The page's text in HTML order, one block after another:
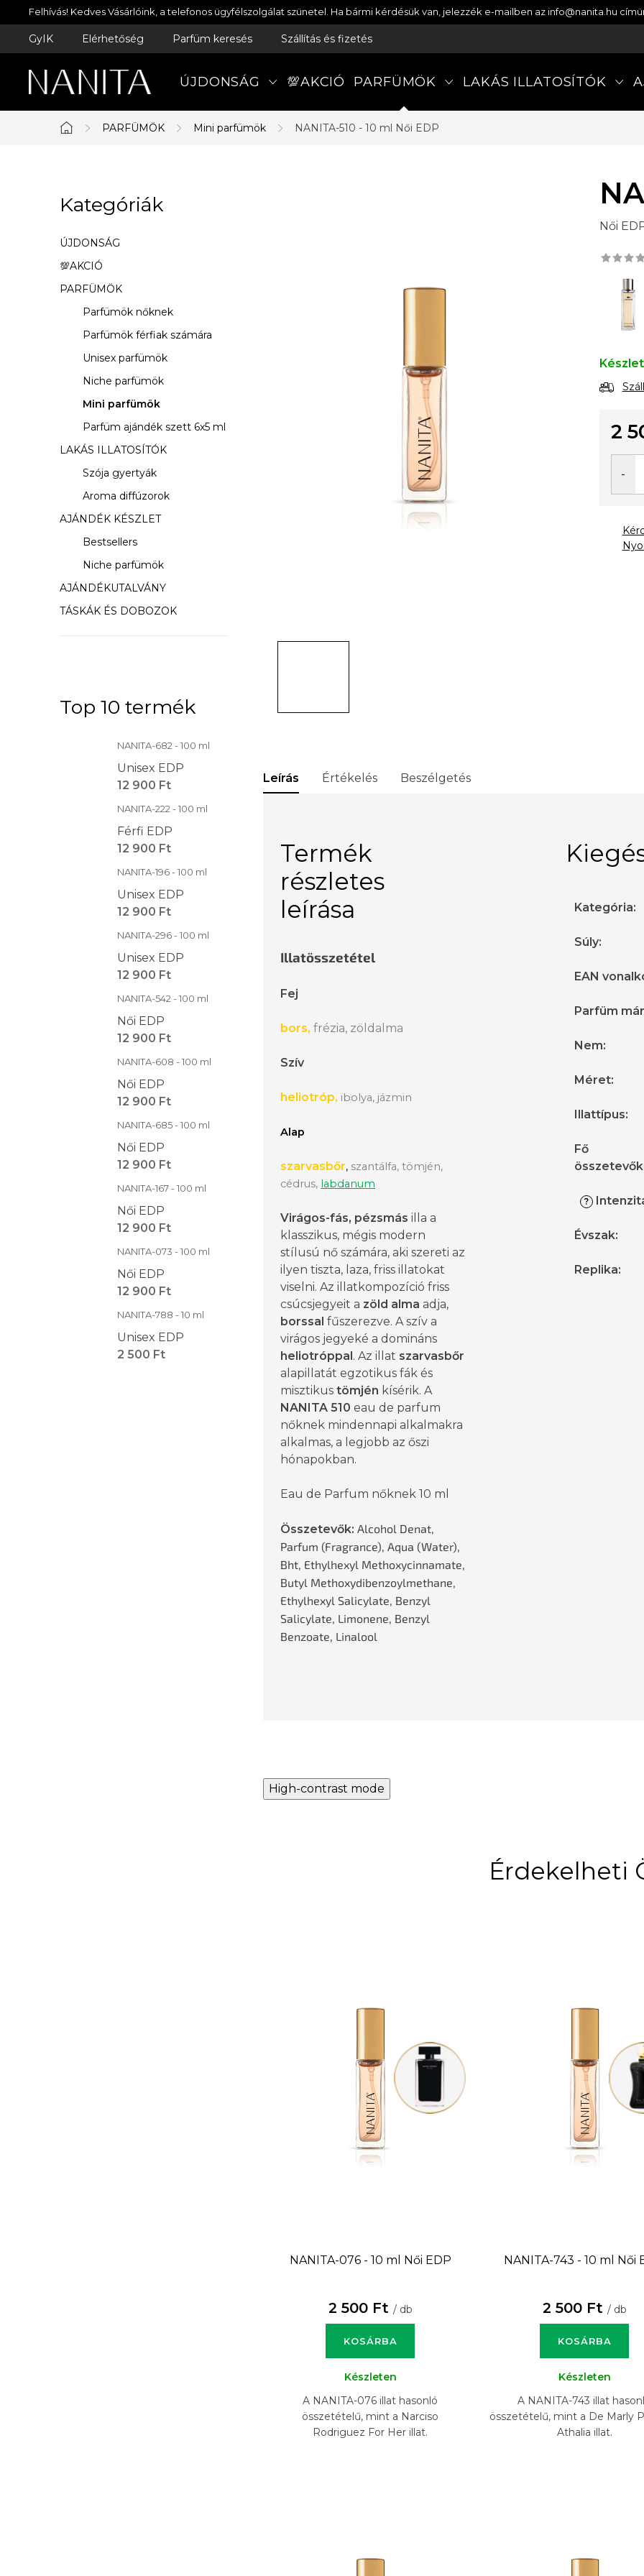
Ugrás
a
Felhívás! Kedves Vásárlóink, a telefonos ügyfélszolgálat szünetel. Ha bármi kérdésük van, jelezzék e-mailben az info@nanita.hu
GyIK Elérhetőség Parfüm keresés Szállítás és fizetés
ÚJDONSÁG 💯AKCIÓ PARFÜMÖK LAKÁS ILLATOSÍTÓK
Kezdőlap
PARFÜMÖK Mini parfümök NANITA-510 - 10 ml Női EDP
l
d
a
l
n
Kategóriák
átugrása
Kategóriák
ÚJDONSÁG
💯AKCIÓ
PARFÜMÖK
Parfümök nőknek
Parfümök férfiak számára
Unisex parfümök
Niche parfümök
Mini parfümök
Parfüm ajándék szett 6x5 ml
LAKÁS ILLATOSÍTÓK
Szója gyertyák
Aroma diffúzorok
AJÁNDÉK KÉSZLET
Bestsellers
Niche parfümök
AJÁNDÉKUTALVÁNY
TÁSKÁK ÉS DOBOZOK
Top 10 termék
NANITA-682 - 100 ml
Unisex EDP
12 900 Ft
NANITA-222 - 100 ml
Férfi EDP
12 900 Ft
NANITA-196 - 100 ml
Unisex EDP
12 900 Ft
NANITA-296 - 100 ml
Unisex EDP
12 900 Ft
NANITA-542 - 100 ml
Női EDP
12 900 Ft
NANITA-608 - 100 ml
Női EDP
12 900 Ft
NANITA-685 - 100 ml
Női EDP
12 900 Ft
NANITA-167 - 100 ml
Női EDP
12 900 Ft
NANITA-073 - 100 ml
Női EDP
12 900 Ft
NANITA-788 - 10 ml
Unisex EDP
2 500 Ft
Női
2
Leírás Értékelés Beszélgetés
Termék
részletes
leírása
Illatösszetétel
Fej
bors, frézia, zöldalma
Szív
heliotróp, ibolya, jázmin
Alap
szarvasbőr, szantálfa, tömjén,
cédrus, labdanum
Virágos-fás, pézsmás illa a
klasszikus, mégis modern
stílusú nő számára, aki szereti az
ilyen tiszta, laza, friss illatokat
viselni. Az illatkompozíció friss
csúcsjegyeit a zöld alma adja,
borssal fűszerezve. A szív a
virágos jegyeké a domináns
heliotróppal . Az illat szarvasbőr
alapillatát egzotikus fák és
misztikus tömjén kísérik. A
NANITA 510 eau de parfum
nőknek mindennapi alkalmakra
alkalmas, a legjobb az őszi
hónapokban.
Eau de Parfum nőknek 10 ml
Összetevők: Alcohol Denat,
Parfum (Fragrance), Aqua (Water),
Bht, Ethylhexyl Methoxycinnamate,
Butyl Methoxydibenzoylmethane,
Ethylhexyl Salicylate, Benzyl
Salicylate, Limonene, Benzyl
Benzoate, Linalool
Kategória:
Súly:
EAN
Parfüm
Nem:
Méret:
Illattípus:
Fő
összetevők
?
Évszak:
Replika:
High-contrast mode
Érdekelheti
NANITA-076 - 10 ml Női EDP
2 500 Ft / db
KOSÁRBA
Készleten
A NANITA-076 illat hasonló
összetételű, mint a Narciso
Rodriguez For Her illat.
NANITA-743 - 10 ml Női
2 500 Ft / db
KOSÁRBA
Készleten
A NANITA-743 illat
összetételű, mint a De Marly
Athalia illat.